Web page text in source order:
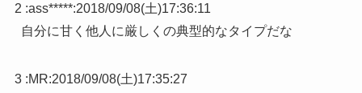
2 :ass*****:2018/09/08(土)17:36:11
自分に甘く他人に厳しくの典型的なタイプだな
3 :MR:2018/09/08(土)17:35:27